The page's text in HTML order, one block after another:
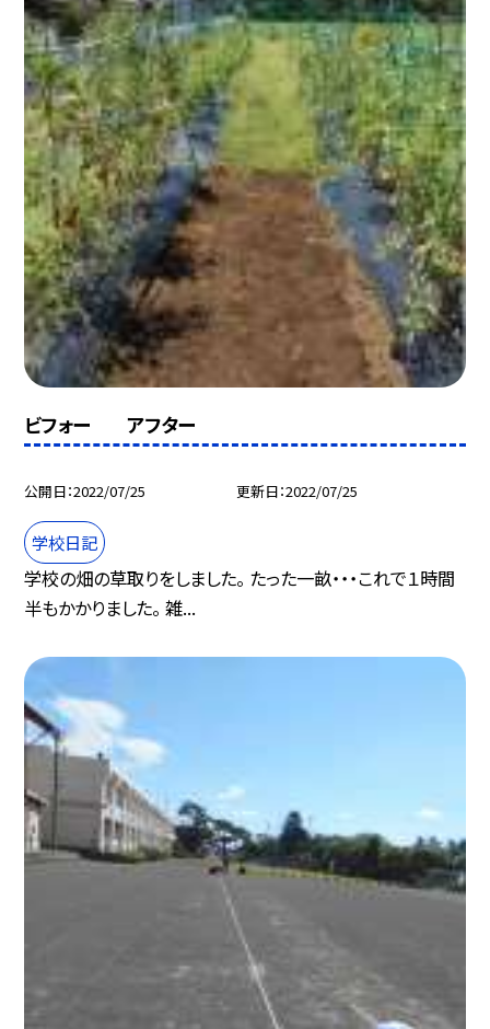
ビフォー アフター
公開日 2022/07/25 更新日 2022/07/25
学校日記
学校の畑の草取りをしました。 たった一畝・・・これで１時間
半もかかりました。 雑...